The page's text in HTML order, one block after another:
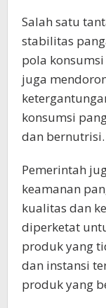
Salah satu
stabilitas
pola
juga
konsumsi
dan bernutrisi.
Pemerintah
keamanan
kualitas dan
diperketat
produk yang
dan instansi
produk yang